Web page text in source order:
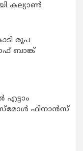
കല്യാണ്‍
രൂപ
ബാങ്ക്
എട്ടാം
ഫിനാൻസ്